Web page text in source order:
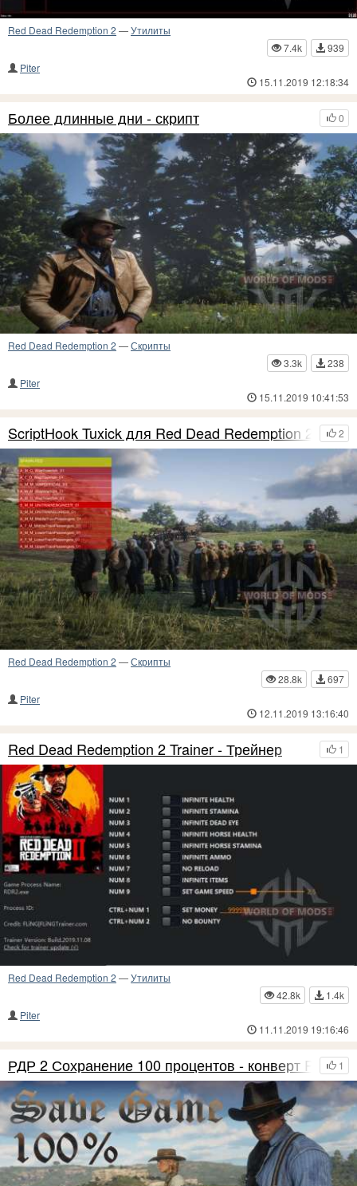
Red Dead Redemption 2 —Утилиты
7.4k
939
Piter
15.11.2019 12:18:34
0
Более длинные дни - скрипт
Red Dead Redemption 2 —Скрипты
3.3k
238
Piter
15.11.2019 10:41:53
2
ScriptHook Tuxick для Red Dead Redemption 2
Red Dead Redemption 2 —Скрипты
28.8k
697
Piter
12.11.2019 13:16:40
1
Red Dead Redemption 2 Trainer - Трейнер
Red Dead Redemption 2 —Утилиты
42.8k
1.4k
Piter
11.11.2019 19:16:46
1
РДР 2 Сохранение 100 процентов - конверт PS4